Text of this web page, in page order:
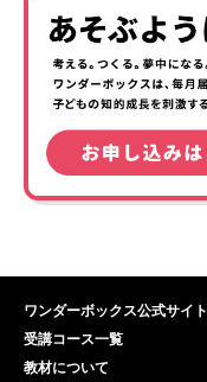
ワンダーボックス公式サイト
受講コース一覧
教材について